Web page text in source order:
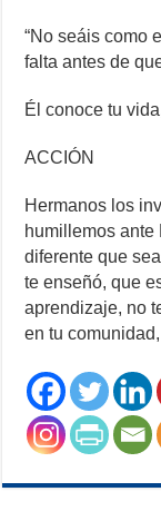
“No seáis como
falta antes de
Él conoce tu
ACCIÓN
Hermanos los
humillemos ante
diferente que
te enseñó, que
aprendizaje, no
en tu